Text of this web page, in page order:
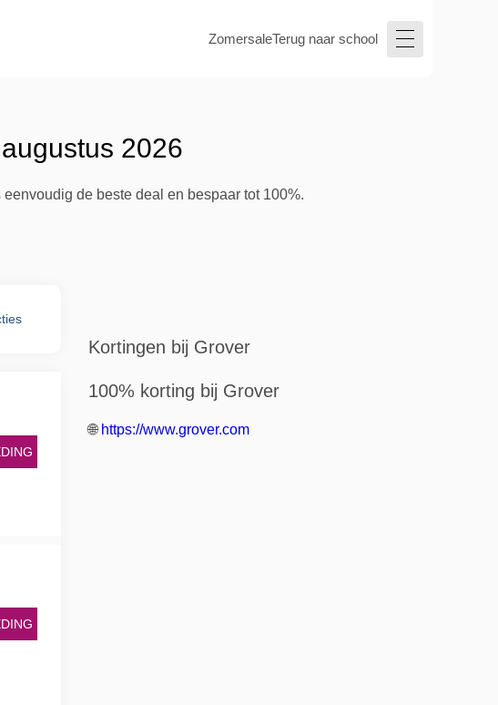
ZomersaleTerug naar school
2026
de beste deal en bespaar tot 100%.
Kortingen bij Grover
100% korting bij Grover
🌐 https://www.grover.com